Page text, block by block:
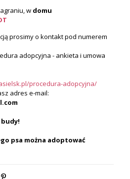
w domu
prosimy o kontakt pod numerem
adopcyjna - ankieta i umowa
procedura-adopcyjna/
adres e-mail:
psa można adoptować